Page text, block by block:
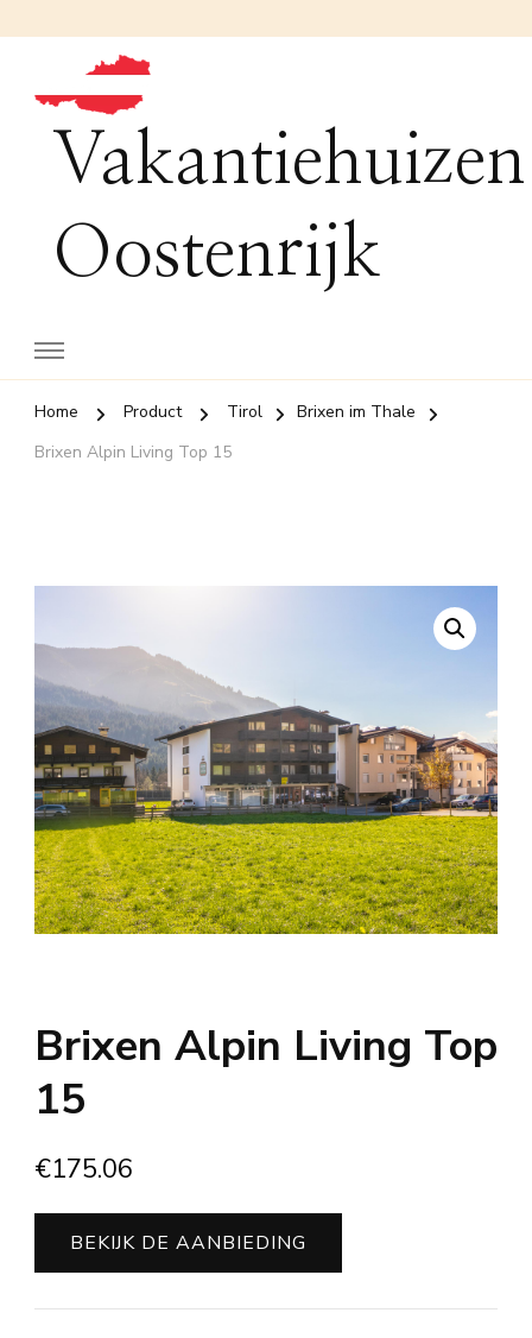
Vakantiehuizen
Oostenrijk
Home Product Tirol
Brixen im Thale
Brixen Alpin Living Top 15
Brixen Alpin Living Top
15
€175.06
BEKIJK DE AANBIEDING